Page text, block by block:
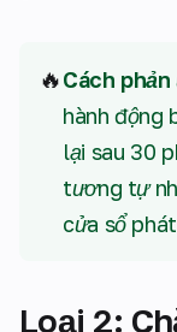
🔥Cách
hành động
lại sau 30
tương tự
cửa sổ
Loại 2: